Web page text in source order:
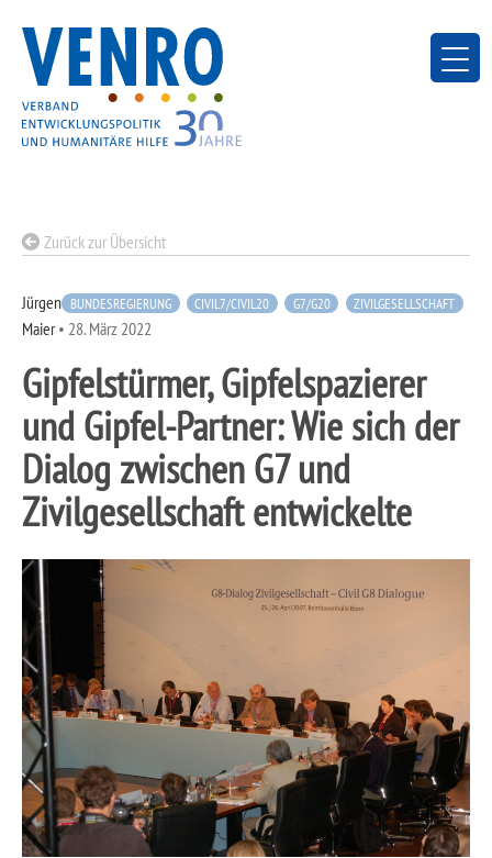
content
Zurück zur Übersicht
BUNDESREGIERUNG CIVIL7/CIVIL20 G7/G20 ZIVILGESELLSCHAFT
Jürgen
Maier• 28. März 2022
Gipfelstürmer, Gipfelspazierer
und Gipfel-Partner: Wie sich der
Dialog zwischen G7 und
Zivilgesellschaft entwickelte